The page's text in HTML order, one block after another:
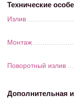
Технические
Излив
Монтаж
Поворотный излив
Дополнительная